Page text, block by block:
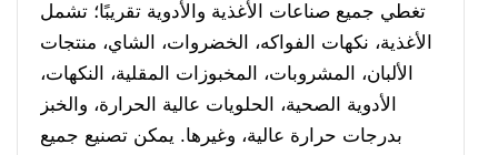
تغطي جميع صناعات الأغذية والأدوية تقريبًا؛ تشمل
الأغذية، نكهات الفواكه، الخضروات، الشاي، منتجات
الألبان، المشروبات، المخبوزات المقلية، النكهات،
الأدوية الصحية، الحلويات عالية الحرارة، والخبز
بدرجات حرارة عالية، وغيرها. يمكن تصنيع جميع